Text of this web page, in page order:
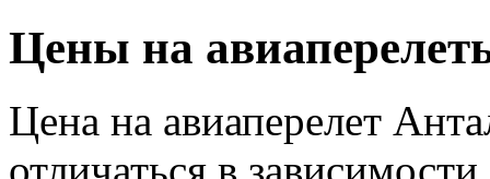
Цены на
Цена на авиаперелет